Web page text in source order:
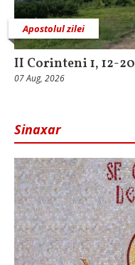
Apostolul zilei
II Corinteni 1, 12-20
07 Aug, 2026
Sinaxar